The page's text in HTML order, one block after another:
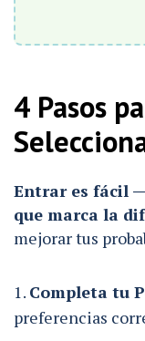
4 Pasos
Entrar es fácil
que marca la
mejorar tus
Completa tu
preferencias